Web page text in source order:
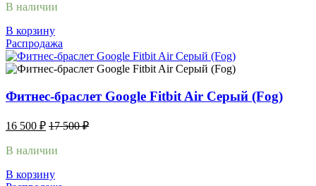
В наличии
В корзину
Распродажа
Фитнес-браслет Google Fitbit Air Серый (Fog)
16 500 ₽ 17 500₽
В наличии
В корзину